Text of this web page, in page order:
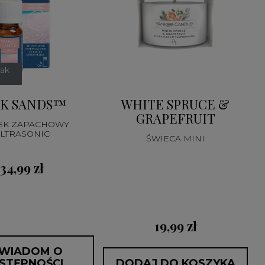
SANDS™
ZAPACHOWY
34,99 zł
O
WHITE SPRUCE &
GRAPEFRUIT
ŚWIECA MINI
19,99 zł